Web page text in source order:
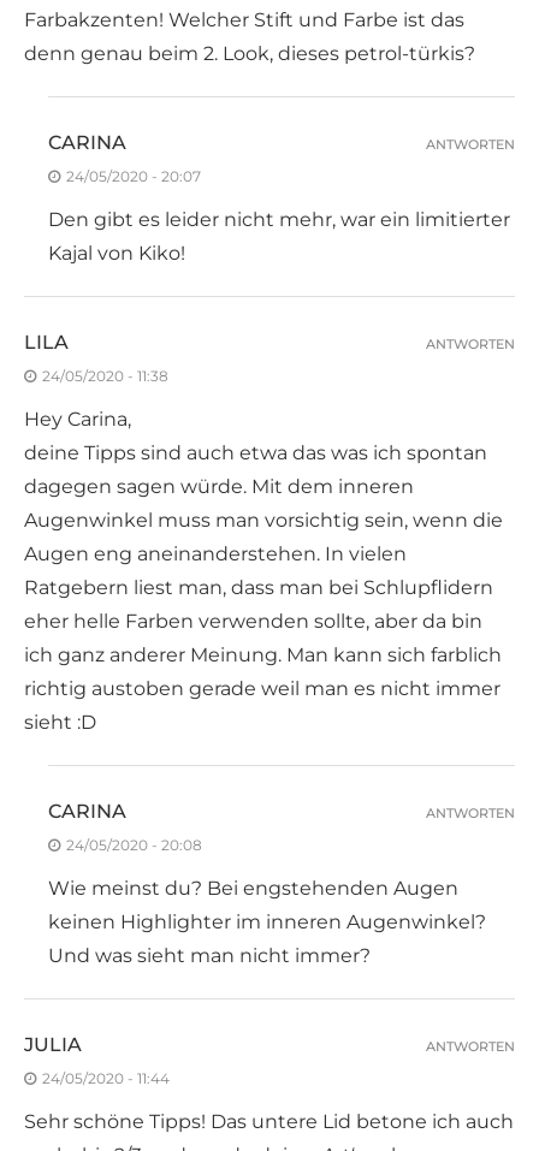
Farbakzenten! Welcher Stift und Farbe ist das
denn genau beim 2. Look, dieses petrol-türkis?
CARINA
24/05/2020 - 20:07
Den gibt es leider nicht mehr, war ein limitierter
Kajal von Kiko!
ANTWORTEN
LILA
24/05/2020 - 11:38
Hey Carina,
deine Tipps sind auch etwa das was ich spontan
dagegen sagen würde. Mit dem inneren
Augenwinkel muss man vorsichtig sein, wenn die
Augen eng aneinanderstehen. In vielen
Ratgebern liest man, dass man bei Schlupflidern
eher helle Farben verwenden sollte, aber da bin
ich ganz anderer Meinung. Man kann sich farblich
richtig austoben gerade weil man es nicht immer
sieht :D
ANTWORTEN
CARINA
24/05/2020 - 20:08
Wie meinst du? Bei engstehenden Augen
keinen Highlighter im inneren Augenwinkel?
Und was sieht man nicht immer?
ANTWORTEN
JULIA
24/05/2020 - 11:44
Sehr schöne Tipps! Das untere Lid betone ich auch
ANTWORTEN